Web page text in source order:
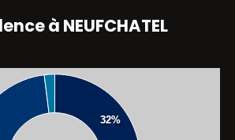
à NEUFCHATEL
32%